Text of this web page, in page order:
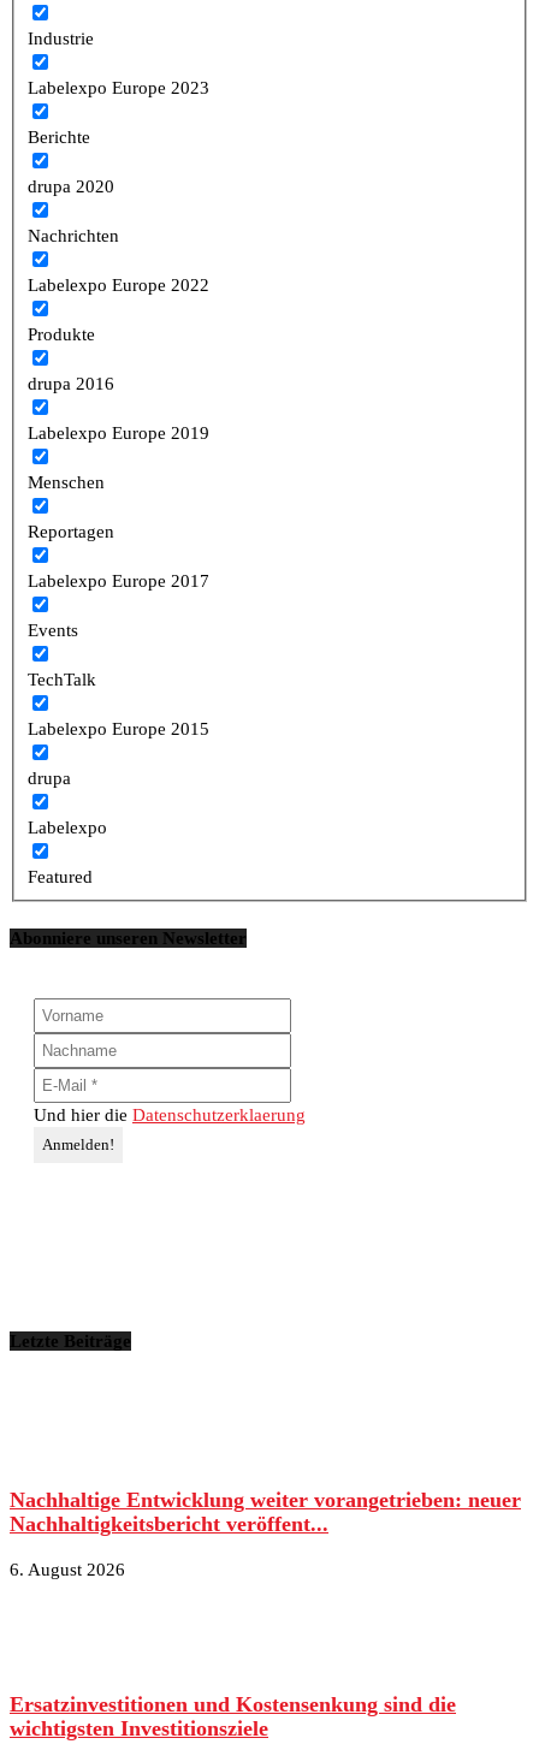
Industrie
Labelexpo Europe 2023
Berichte
drupa 2020
Nachrichten
Labelexpo Europe 2022
Produkte
drupa 2016
Labelexpo Europe 2019
Menschen
Reportagen
Labelexpo Europe 2017
Events
TechTalk
Labelexpo Europe 2015
drupa
Labelexpo
Featured
Abonniere unseren Newsletter
Und hier die Datenschutzerklaerung
Letzte Beiträge
Nachhaltige Entwicklung weiter vorangetrieben: neuer
Nachhaltigkeitsbericht veröffent...
6. August 2026
Ersatzinvestitionen und Kostensenkung sind die
wichtigsten Investitionsziele